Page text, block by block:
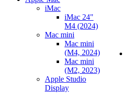
iMac
iMac 24"
M4 (2024)
Mac mini
Mac mini
(M4, 2024)
Mac mini
(M2, 2023)
Apple Studio
Display